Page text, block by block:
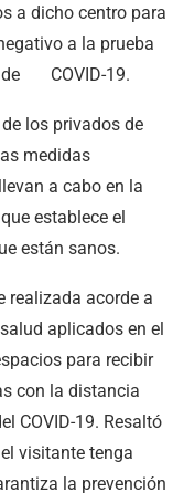
a dicho centro para
a la prueba
de COVID-19.
los privados de
medidas
a cabo en la
establece el
están sanos.
realizada acorde a
aplicados en el
para recibir
con la distancia
COVID-19. Resaltó
visitante tenga
la prevención